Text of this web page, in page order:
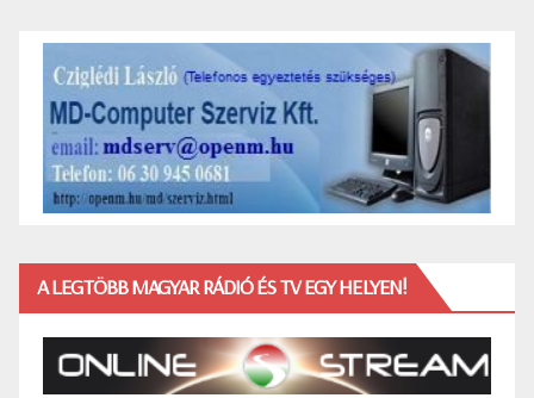
A LEGTÖBB MAGYAR RÁDIÓ ÉS TV EGY HELYEN!